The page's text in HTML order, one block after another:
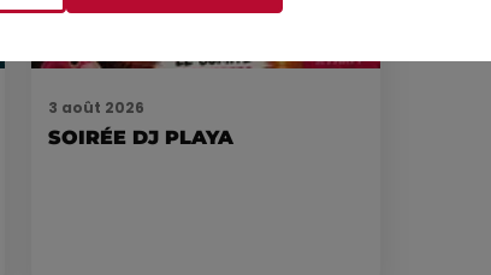
3 août 2026
SOIRÉE DJ PLAYA